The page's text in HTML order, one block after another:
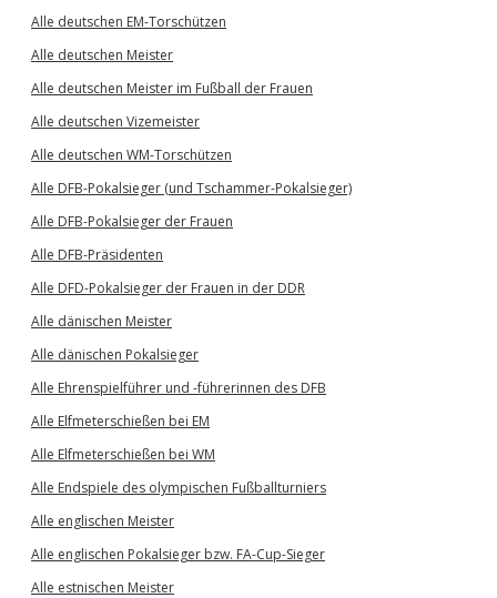
Alle deutschen EM-Torschützen
Alle deutschen Meister
Alle deutschen Meister im Fußball der Frauen
Alle deutschen Vizemeister
Alle deutschen WM-Torschützen
Alle DFB-Pokalsieger (und Tschammer-Pokalsieger)
Alle DFB-Pokalsieger der Frauen
Alle DFB-Präsidenten
Alle DFD-Pokalsieger der Frauen in der DDR
Alle dänischen Meister
Alle dänischen Pokalsieger
Alle Ehrenspielführer und -führerinnen des DFB
Alle Elfmeterschießen bei EM
Alle Elfmeterschießen bei WM
Alle Endspiele des olympischen Fußballturniers
Alle englischen Meister
Alle englischen Pokalsieger bzw. FA-Cup-Sieger
Alle estnischen Meister